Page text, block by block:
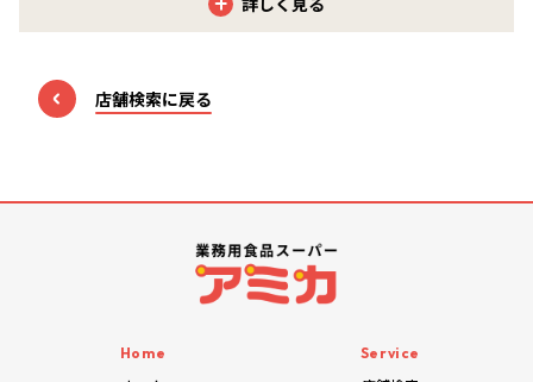
「VISA」「MasterCard」「JCB」「AMERICAN EXPRESS」
「楽天Edy」「nanaco」「WAON」「QUIC Pay」
「Kitaca」「Suica」「PASMO」「TOICA」「manaca」
店舗検索に戻る
Home Service